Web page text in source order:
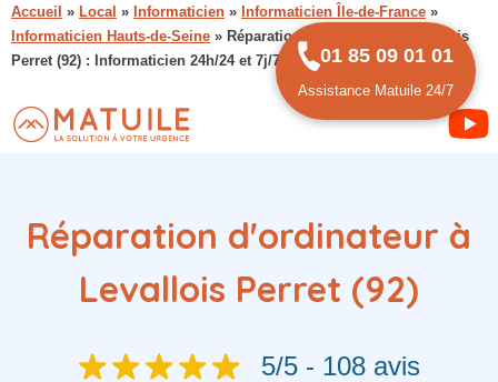
Accueil » Local » Informaticien » Informaticien Île-de-France »
Informaticien Hauts-de-Seine » Réparation d’ordinateur à Levallois
Perret (92) : Informaticien 24h/24 et 7j/7
Réparation d'ordinateur à
Levallois Perret (92)
5/5 - 108 avis
01 85 09 01 01
Assistance Matuile 24/7